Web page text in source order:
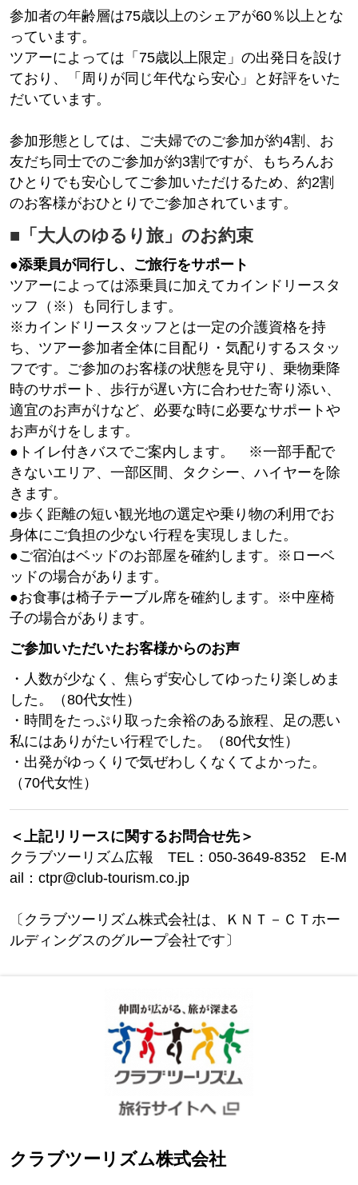
参加者の年齢層は75歳以上のシェアが60％以上とな
っています。
ツアーによっては「75歳以上限定」の出発日を設け
ており、「周りが同じ年代なら安心」と好評をいた
だいています。
参加形態としては、ご夫婦でのご参加が約4割、お
友だち同士でのご参加が約3割ですが、もちろんお
ひとりでも安心してご参加いただけるため、約2割
のお客様がおひとりでご参加されています。
■「大人のゆるり旅」のお約束
●添乗員が同行し、ご旅行をサポート
ツアーによっては添乗員に加えてカインドリースタ
ッフ（※）も同行します。
※カインドリースタッフとは一定の介護資格を持
ち、ツアー参加者全体に目配り・気配りするスタッ
フです。ご参加のお客様の状態を見守り、乗物乗降
時のサポート、歩行が遅い方に合わせた寄り添い、
適宜のお声がけなど、必要な時に必要なサポートや
お声がけをします。
●トイレ付きバスでご案内します。 ※一部手配で
きないエリア、一部区間、タクシー、ハイヤーを除
きます。
●歩く距離の短い観光地の選定や乗り物の利用でお
身体にご負担の少ない行程を実現しました。
●ご宿泊はベッドのお部屋を確約します。※ローベ
ッドの場合があります。
●お食事は椅子テーブル席を確約します。※中座椅
子の場合があります。
ご参加いただいたお客様からのお声
・人数が少なく、焦らず安心してゆったり楽しめま
した。（80代女性）
・時間をたっぷり取った余裕のある旅程、足の悪い
私にはありがたい行程でした。（80代女性）
・出発がゆっくりで気ぜわしくなくてよかった。
（70代女性）
＜上記リリースに関するお問合せ先＞
クラブツーリズム広報 TEL：050-3649-8352 E-M
ail：ctpr@club-tourism.co.jp
〔クラブツーリズム株式会社は、ＫＮＴ－ＣＴホー
ルディングスのグループ会社です〕
クラブツーリズム株式会社